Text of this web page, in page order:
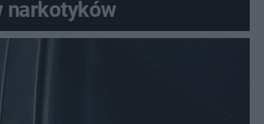
narkotyków